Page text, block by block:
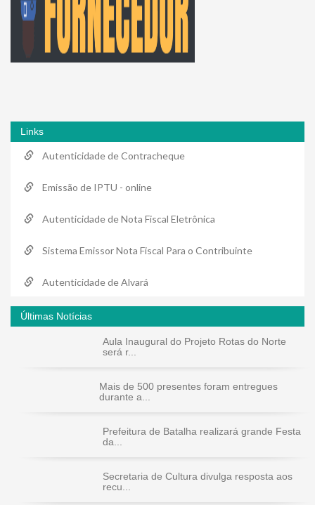
Links
Autenticidade de Contracheque
Emissão de IPTU - online
Autenticidade de Nota Fiscal Eletrônica
Sistema Emissor Nota Fiscal Para o Contribuinte
Autenticidade de Alvará
Últimas Notícias
Aula Inaugural do Projeto Rotas do Norte
será r...
Mais de 500 presentes foram entregues
durante a...
Prefeitura de Batalha realizará grande Festa
da...
Secretaria de Cultura divulga resposta aos
recu...